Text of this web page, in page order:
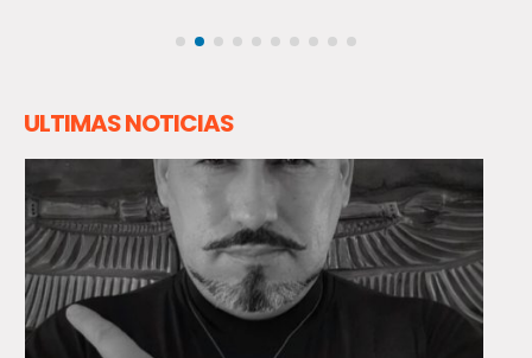
ULTIMAS NOTICIAS